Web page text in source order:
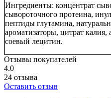
Ингредиенты: концентрат
сывороточного протеина,
пептиды глутамина,
ароматизаторы, цитрат калия,
соевый лецитин.
Отзывы покупателей
4.0
24 отзыва
Оставить отзыв